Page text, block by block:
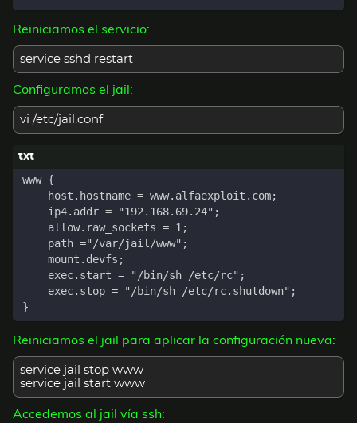
Reiniciamos el servicio:
service sshd restart
Configuramos el jail:
vi /etc/jail.conf
Reiniciamos el jail para aplicar la configuración nueva:
service jail stop www
service jail start www
Accedemos al jail vía ssh: